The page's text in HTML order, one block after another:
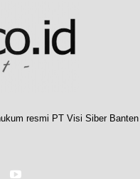
resmi PT Visi Siber Banten